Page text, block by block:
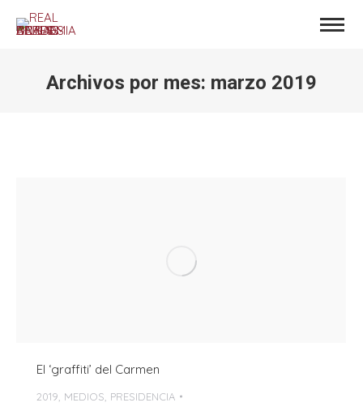
Archivos por mes: marzo 2019
El ‘graffiti’ del Carmen
2019 MEDIOS PRESIDENCIA